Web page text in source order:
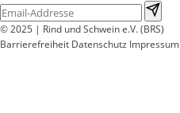
© 2025 | Rind und Schwein e.V. (BRS)
Barrierefreiheit Datenschutz Impressum